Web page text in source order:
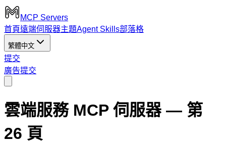
MCP Servers
首頁遠端伺服器主題Agent Skills部落格
繁體中文
提交
廣告提交
雲端服務 MCP 伺服器 — 第
26 頁